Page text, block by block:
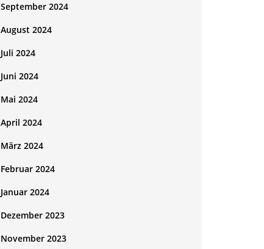
September 2024
August 2024
Juli 2024
Juni 2024
Mai 2024
April 2024
März 2024
Februar 2024
Januar 2024
Dezember 2023
November 2023